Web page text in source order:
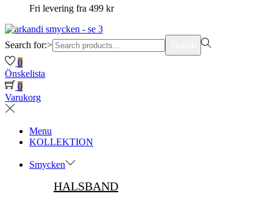
Fri levering fra 499 kr
Search for:>
0
Önskelista
0
Varukorg
Menu
KOLLEKTION
Smycken
HALSBAND